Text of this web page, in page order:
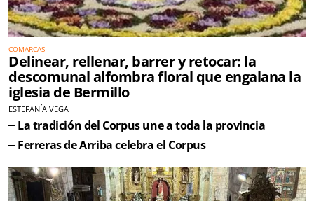
COMARCAS
Delinear, rellenar, barrer y retocar: la
descomunal alfombra floral que engalana la
iglesia de Bermillo
ESTEFANÍA VEGA
La tradición del Corpus une a toda la provincia
Ferreras de Arriba celebra el Corpus